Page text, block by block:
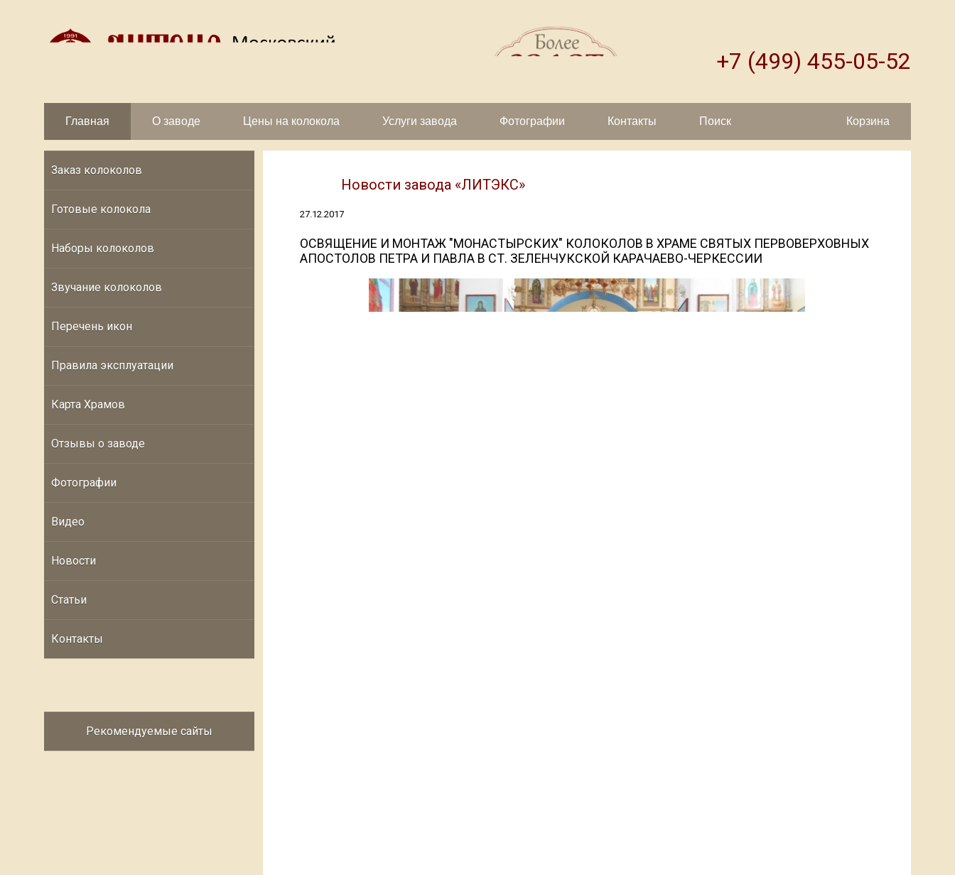
+7 (499) 455-05-52
Главная О заводе Цены на колокола Услуги завода Фотографии Контакты Поиск Корзина
Заказ колоколов
Готовые колокола
Наборы колоколов
Звучание колоколов
Перечень икон
Правила эксплуатации
Карта Храмов
Отзывы о заводе
Фотографии
Видео
Новости
Статьи
Контакты
Рекомендуемые сайты
Новости завода «ЛИТЭКС»
27.12.2017
ОСВЯЩЕНИЕ И МОНТАЖ "МОНАСТЫРСКИХ" КОЛОКОЛОВ В ХРАМЕ СВЯТЫХ ПЕРВОВЕРХОВНЫХ
АПОСТОЛОВ ПЕТРА И ПАВЛА В СТ. ЗЕЛЕНЧУКСКОЙ КАРАЧАЕВО-ЧЕРКЕССИИ